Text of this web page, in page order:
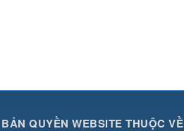
BẢN QUYỀN WEBSITE THUỘC VỀ